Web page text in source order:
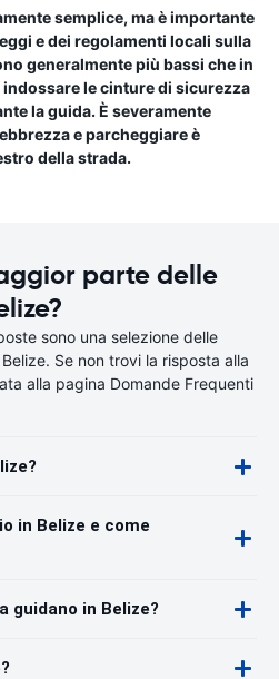
semplice, ma è importante
e dei regolamenti locali sulla
generalmente più bassi che in
le cinture di sicurezza
la guida. È severamente
e parcheggiare è
della strada.
parte delle
sono una selezione delle
Se non trovi la risposta alla
alla pagina Domande Frequenti
in Belize e come
guidano in Belize?